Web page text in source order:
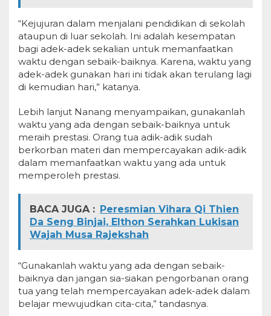
“Kejujuran dalam menjalani pendidikan di sekolah
ataupun di luar sekolah. Ini adalah kesempatan
bagi adek-adek sekalian untuk memanfaatkan
waktu dengan sebaik-baiknya. Karena, waktu yang
adek-adek gunakan hari ini tidak akan terulang lagi
di kemudian hari,” katanya.
Lebih lanjut Nanang menyampaikan, gunakanlah
waktu yang ada dengan sebaik-baiknya untuk
meraih prestasi. Orang tua adik-adik sudah
berkorban materi dan mempercayakan adik-adik
dalam memanfaatkan waktu yang ada untuk
memperoleh prestasi.
BACA JUGA : Peresmian Vihara Qi Thien
Da Seng Binjai, Elthon Serahkan Lukisan
Wajah Musa Rajekshah
“Gunakanlah waktu yang ada dengan sebaik-
baiknya dan jangan sia-siakan pengorbanan orang
tua yang telah mempercayakan adek-adek dalam
belajar mewujudkan cita-cita,” tandasnya.